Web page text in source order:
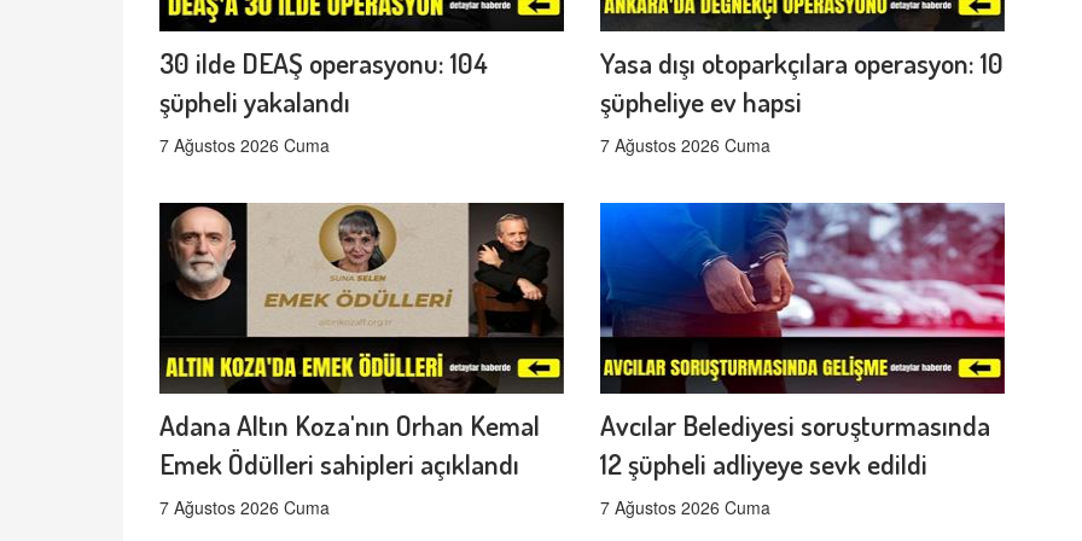
30 ilde DEAŞ operasyonu: 104
şüpheli yakalandı
7 Ağustos 2026 Cuma
Yasa dışı otoparkçılara operasyon: 10
şüpheliye ev hapsi
7 Ağustos 2026 Cuma
Adana Altın Koza'nın Orhan Kemal
Emek Ödülleri sahipleri açıklandı
7 Ağustos 2026 Cuma
Avcılar Belediyesi soruşturmasında
12 şüpheli adliyeye sevk edildi
7 Ağustos 2026 Cuma